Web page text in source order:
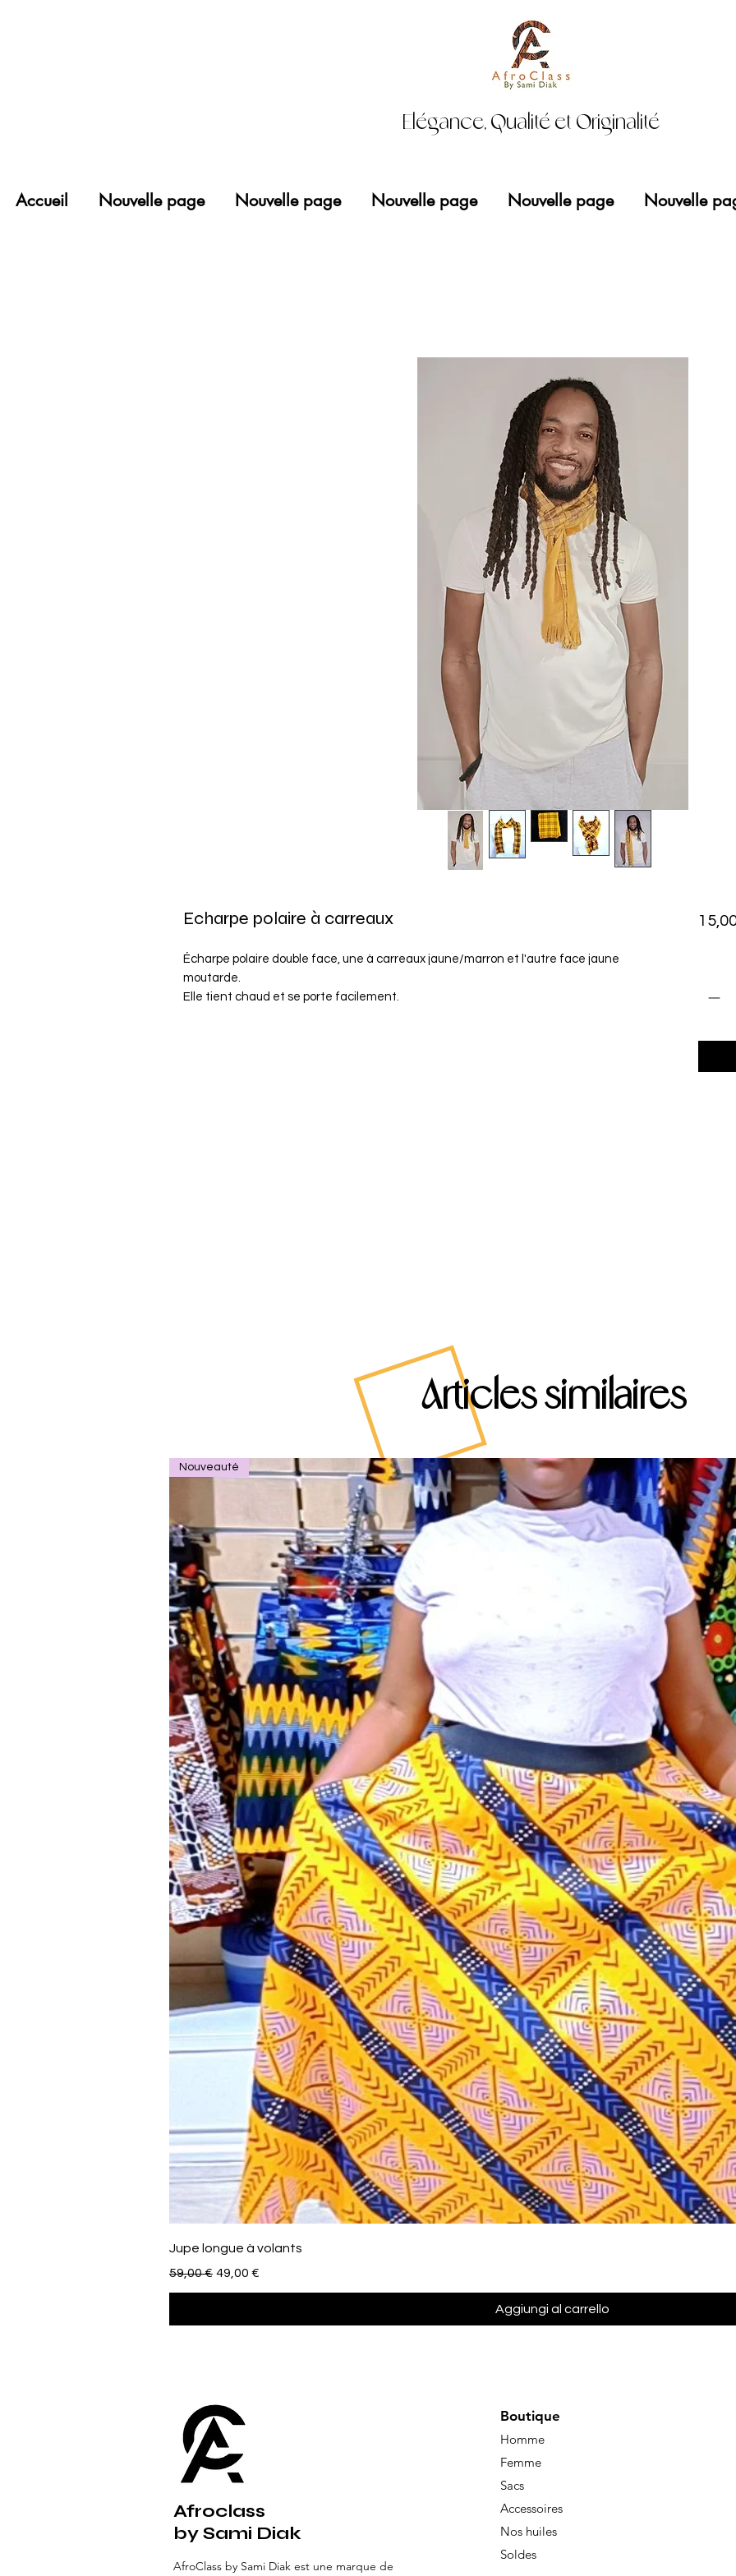
Elégance, Qualité et Originalité
Accueil Nouvelle page Nouvelle page Nouvelle page Nouvelle page Nouvelle
Echarpe polaire à carreaux
Écharpe polaire double face, une à carreaux jaune/marron et l'autre face jaune
moutarde.
Elle tient chaud et se porte facilement.
Articles similaires
Nouveauté
Jupe longue à volants
Prezzo regolare
59,00 € Prezzo scontato
49,00 €
Aggiungi al carrello
Afroclass
by Sami Diak
AfroClass by Sami Diak est une marque de
Boutique
Homme
Femme
Sacs
Accessoires
Nos huiles
Soldes